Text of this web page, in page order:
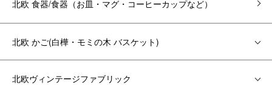
北欧 食器/食器（お皿・マグ・コーヒーカップなど）
北欧 かご(白樺・モミの木 バスケット)
北欧ヴィンテージファブリック